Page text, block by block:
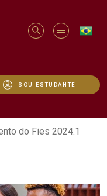
SOU ESTUDANTE
do Fies
do Fies 2024.1